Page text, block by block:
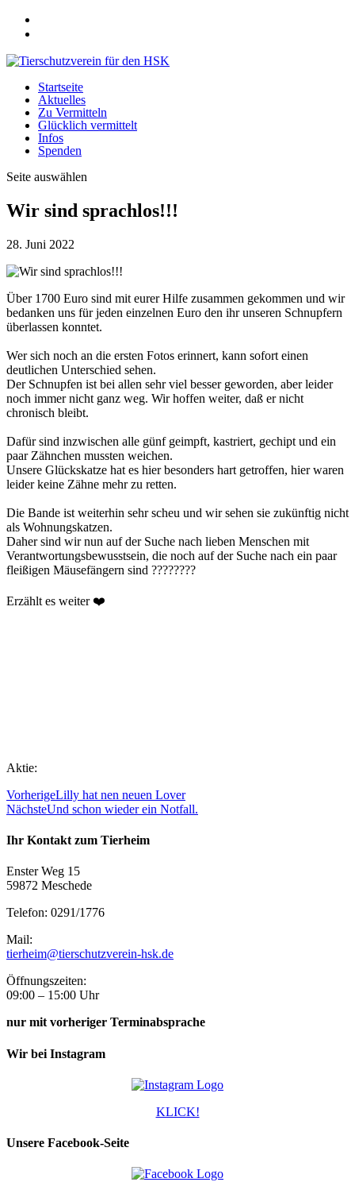
Startseite
Aktuelles
Zu Vermitteln
Glücklich vermittelt
Infos
Spenden
Seite auswählen
Wir sind sprachlos!!!
28. Juni 2022
Über 1700 Euro sind mit eurer Hilfe zusammen gekommen und wir
bedanken uns für jeden einzelnen Euro den ihr unseren Schnupfern
überlassen konntet.
Wer sich noch an die ersten Fotos erinnert, kann sofort einen
deutlichen Unterschied sehen.
Der Schnupfen ist bei allen sehr viel besser geworden, aber leider
noch immer nicht ganz weg. Wir hoffen weiter, daß er nicht
chronisch bleibt.
Dafür sind inzwischen alle günf geimpft, kastriert, gechipt und ein
paar Zähnchen mussten weichen.
Unsere Glückskatze hat es hier besonders hart getroffen, hier waren
leider keine Zähne mehr zu retten.
Die Bande ist weiterhin sehr scheu und wir sehen sie zukünftig nicht
als Wohnungskatzen.
Daher sind wir nun auf der Suche nach lieben Menschen mit
Verantwortungsbewusstsein, die noch auf der Suche nach ein paar
fleißigen Mäusefängern sind ????????
Erzählt es weiter ❤️
Aktie:
VorherigeLilly hat nen neuen Lover
NächsteUnd schon wieder ein Notfall.
Ihr Kontakt zum Tierheim
Enster Weg 15
59872 Meschede
Telefon: 0291/1776
Mail:
tierheim@tierschutzverein-hsk.de
Öffnungszeiten:
09:00 – 15:00 Uhr
nur mit vorheriger Terminabsprache
Wir bei Instagram
KLICK!
Unsere Facebook-Seite